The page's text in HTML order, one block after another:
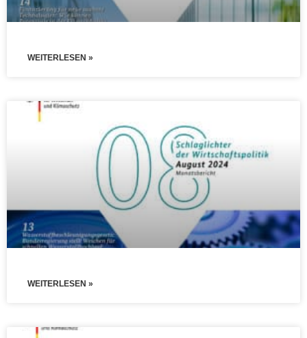
WEITERLESEN »
WEITERLESEN »